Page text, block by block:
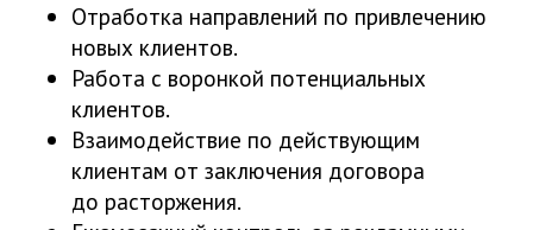
Отработка направлений по привлечению
новых клиентов.
Работа с воронкой потенциальных
клиентов.
Взаимодействие по действующим
клиентам от заключения договора
до расторжения.